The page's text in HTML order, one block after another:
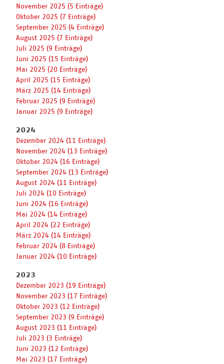
November 2025 (5 Einträge)
Oktober 2025 (7 Einträge)
September 2025 (4 Einträge)
August 2025 (7 Einträge)
Juli 2025 (9 Einträge)
Juni 2025 (15 Einträge)
Mai 2025 (20 Einträge)
April 2025 (15 Einträge)
März 2025 (14 Einträge)
Februar 2025 (9 Einträge)
Januar 2025 (9 Einträge)
2024
Dezember 2024 (11 Einträge)
November 2024 (13 Einträge)
Oktober 2024 (16 Einträge)
September 2024 (13 Einträge)
August 2024 (11 Einträge)
Juli 2024 (10 Einträge)
Juni 2024 (16 Einträge)
Mai 2024 (14 Einträge)
April 2024 (22 Einträge)
März 2024 (14 Einträge)
Februar 2024 (8 Einträge)
Januar 2024 (10 Einträge)
2023
Dezember 2023 (19 Einträge)
November 2023 (17 Einträge)
Oktober 2023 (12 Einträge)
September 2023 (9 Einträge)
August 2023 (11 Einträge)
Juli 2023 (3 Einträge)
Juni 2023 (12 Einträge)
Mai 2023 (17 Einträge)